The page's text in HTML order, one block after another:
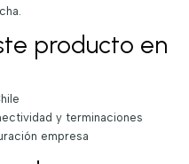
producto en
y terminaciones
empresa